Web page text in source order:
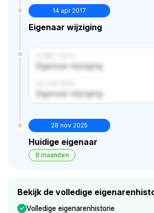
14 apr 2017
Eigenaar wijziging
Eigenaar wijziging
Eigenaar wijziging
28 nov 2025
Huidige eigenaar
8 maanden
Bekijk de volledige
Volledige eigenarenhistorie